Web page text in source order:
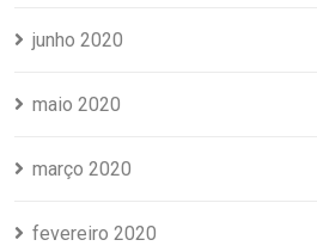
junho 2020
maio 2020
março 2020
fevereiro 2020